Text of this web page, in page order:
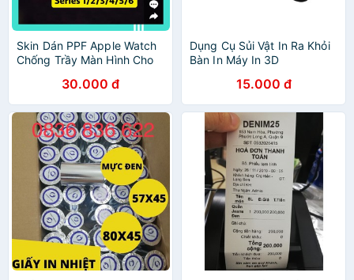
Skin Dán PPF Apple Watch
Chống Trầy Màn Hình Cho
1/2/3/4/5/6 [The Nox]
30.000 đ
Dụng Cụ Sủi Vật In Ra Khỏi
Bàn In Máy In 3D
15.000 đ